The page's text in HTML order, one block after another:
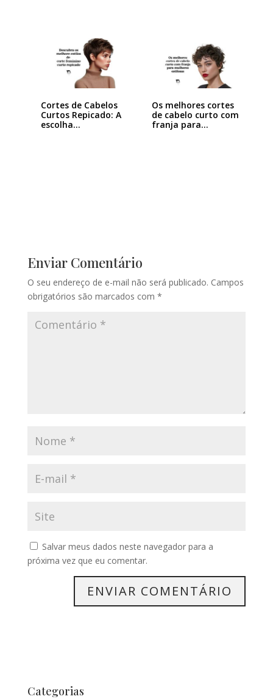
Cortes de Cabelos
Curtos Repicado: A
escolha…
Os melhores cortes
de cabelo curto com
franja para…
Enviar Comentário
O seu endereço de e-mail não será publicado. Campos
obrigatórios são marcados com *
Salvar meus dados neste navegador para a
próxima vez que eu comentar.
Categorias